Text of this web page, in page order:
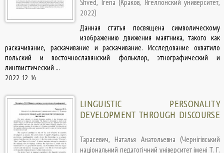
Shved, Irena (Краков, Ягеллонский университет,
2022)
Данная статья посвящена символическому
изображению движения маятника, такого как
раскачивание, раскачивание и раскачивание. Исследование охватило
польский и восточнославянский фольклор, этнографический и
лингвистический ...
2022-12-14
LINGUISTIC PERSONALITY
DEVELOPMENT THROUGH DISCOURSE
Тарасевич, Наталья Анатольевна (Чернігівський
національний педагогічний університет імені Т. Г.